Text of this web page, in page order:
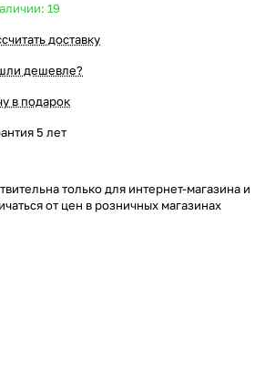
19
доставку
дешевле?
в подарок
5 лет
только для интернет-магазина и
от цен в розничных магазинах